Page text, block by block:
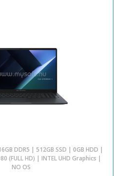
DDR5 | 512GB SSD | 0GB HDD |
(FULL HD) | INTEL UHD Graphics |
NO OS